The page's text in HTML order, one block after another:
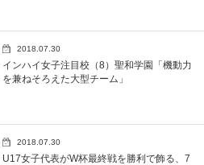
2018.07.30
インハイ女子注目校（8）聖和学園「機動力
を兼ねそろえた大型チーム」
2018.07.30
U17女子代表がW杯最終戦を勝利で飾る、7